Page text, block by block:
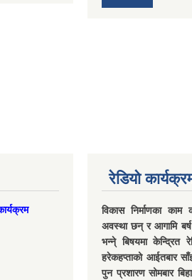
रेडियो
विकास निर्माणका
अवस्था छन् र आगामि
भन्ने् बिषयमा केन्द्रित
हरेकहप्ताको आईतबार
पुन प्रशारण सोमबार